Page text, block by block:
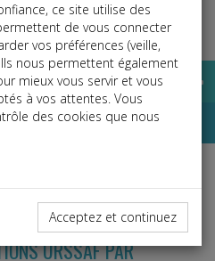
URSSAF PAR
ce site utilise des
de vous connecter
vos préférences (veille,
nous permettent également
mieux vous servir et vous
à vos attentes. Vous
des cookies que nous
Acceptez et continuez